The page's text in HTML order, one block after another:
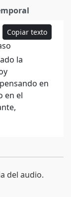
Copiar texto
la
en
en el